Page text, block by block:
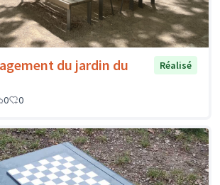
du jardin du
Réalisé
0 0